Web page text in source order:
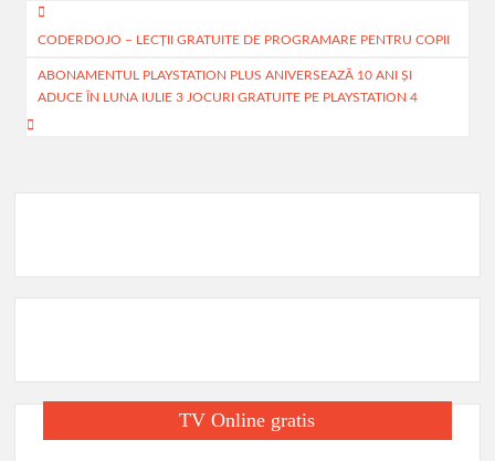
k
p
a
ă
Navigare
în
articole
CODERDOJO – LECȚII GRATUITE DE PROGRAMARE PENTRU COPII
ABONAMENTUL PLAYSTATION PLUS ANIVERSEAZĂ 10 ANI ȘI
ADUCE ÎN LUNA IULIE 3 JOCURI GRATUITE PE PLAYSTATION 4
TV Online gratis